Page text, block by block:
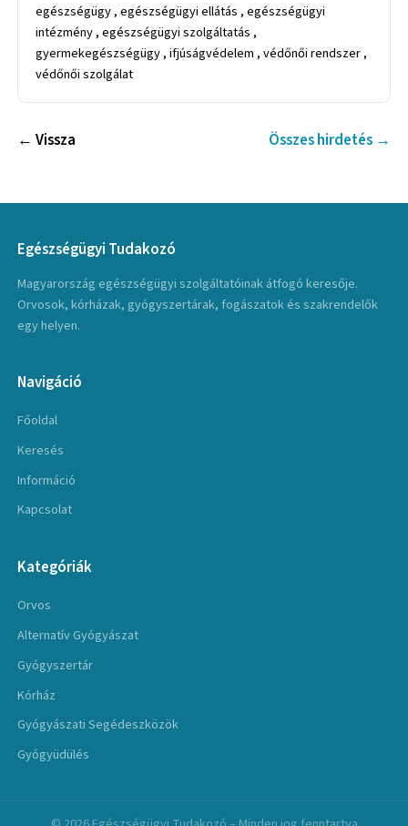
egészségügy , egészségügyi ellátás , egészségügyi
intézmény , egészségügyi szolgáltatás ,
gyermekegészségügy , ifjúságvédelem , védőnői rendszer ,
védőnői szolgálat
← Vissza Összes hirdetés →
Egészségügyi Tudakozó
Magyarország egészségügyi szolgáltatóinak átfogó keresője.
Orvosok, kórházak, gyógyszertárak, fogászatok és szakrendelők
egy helyen.
Navigáció
Főoldal
Keresés
Információ
Kapcsolat
Kategóriák
Orvos
Alternatív Gyógyászat
Gyógyszertár
Kórház
Gyógyászati Segédeszközök
Gyógyüdülés